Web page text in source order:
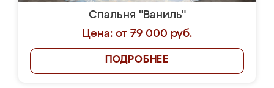
Спальня "Ваниль"
Цена: от 79 000 руб.
ПОДРОБНЕЕ